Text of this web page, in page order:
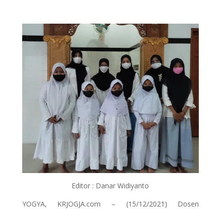
Editor : Danar Widiyanto
YOGYA, KRJOGJA.com – (15/12/2021) Dosen